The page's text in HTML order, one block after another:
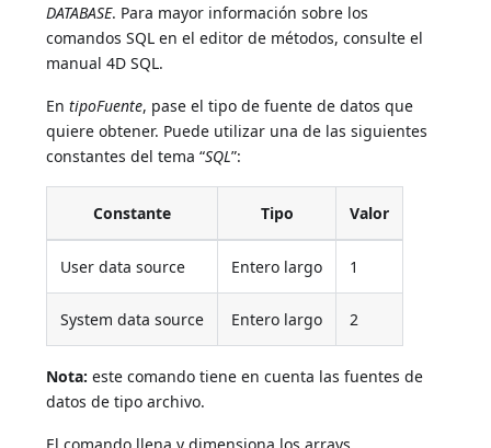
DATABASE. Para mayor información sobre los
comandos SQL en el editor de métodos, consulte el
manual 4D SQL.
EntipoFuente, pase el tipo de fuente de datos que
quiere obtener. Puede utilizar una de las siguientes
constantes del tema “SQL”:
Constante Tipo Valor
User data source Entero largo 1
System data source Entero largo 2
Nota: este comando tiene en cuenta las fuentes de
datos de tipo archivo.